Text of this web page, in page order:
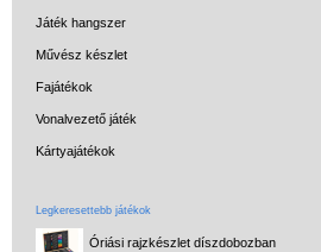
Játék hangszer
Művész készlet
Fajátékok
Vonalvezető játék
Kártyajátékok
Legkeresettebb játékok
Óriási rajzkészlet díszdobozban